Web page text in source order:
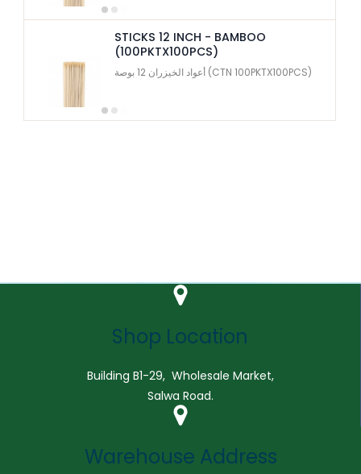
STICKS 12 INCH - BAMBOO
(100PKTX100PCS)
أعواد الخيزران 12 بوصة (CTN 100PKTX100PCS)
Shop Location
Building B1-29, Wholesale Market,
Salwa Road.
Warehouse Address